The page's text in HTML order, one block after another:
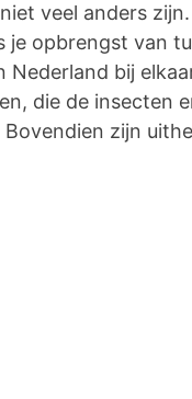
veel anders
je opbrengst van
Nederland bij
die de insecten
zijn